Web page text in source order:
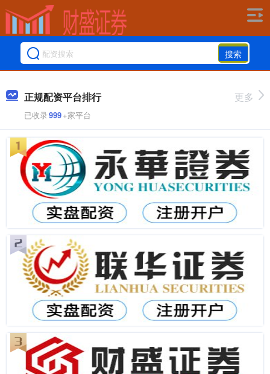
搜索
正规配资平台排行
已收录999+家平台
更多